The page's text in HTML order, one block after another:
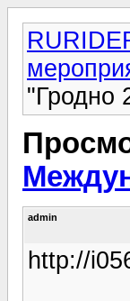
"Гродно
admin
http://